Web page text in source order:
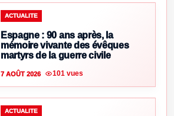
ACTUALITE
Espagne : 90 ans après, la
mémoire vivante des évêques
martyrs de la guerre civile
7 AOÛT 2026 101 vues
ACTUALITE